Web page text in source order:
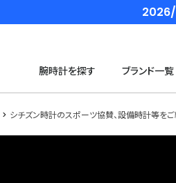
2026/
腕時計を探す ブランド一覧
シチズン時計のスポーツ協賛、設備時計等を